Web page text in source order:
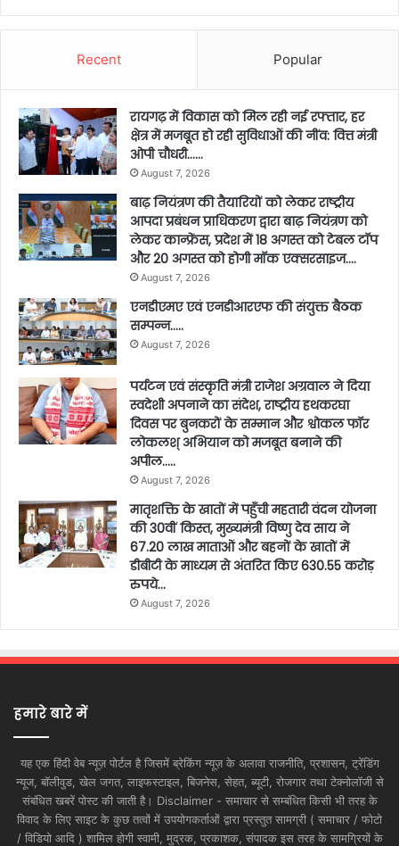
Recent Popular
रायगढ़ में विकास को मिल रही नई रफ्तार, हर
क्षेत्र में मजबूत हो रही सुविधाओं की नींव: वित्त मंत्री
ओपी चौधरी……
August 7, 2026
बाढ़ नियंत्रण की तैयारियों को लेकर राष्ट्रीय
आपदा प्रबंधन प्राधिकरण द्वारा बाढ़ नियंत्रण को
लेकर कान्फ्रेंस, प्रदेश में 18 अगस्त को टेबल टॉप
और 20 अगस्त को होगी मॉक एक्सरसाइज….
August 7, 2026
एनडीएमए एवं एनडीआरएफ की संयुक्त बैठक
सम्पन्न…..
August 7, 2026
पर्यटन एवं संस्कृति मंत्री राजेश अग्रवाल ने दिया
स्वदेशी अपनाने का संदेश, राष्ट्रीय हथकरघा
दिवस पर बुनकरों के सम्मान और श्वोकल फॉर
लोकलश् अभियान को मजबूत बनाने की
अपील…..
August 7, 2026
मातृशक्ति के खातों में पहुँची महतारी वंदन योजना
की 30वीं किस्त, मुख्यमंत्री विष्णु देव साय ने
67.20 लाख माताओं और बहनों के खातों में
डीबीटी के माध्यम से अंतरित किए 630.55 करोड़
रुपये…
August 7, 2026
हमारे बारे में
यह एक हिंदी वेब न्यूज़ पोर्टल है जिसमें ब्रेकिंग न्यूज़ के अलावा राजनीति, प्रशासन, ट्रेंडिंग
न्यूज, बॉलीवुड, खेल जगत, लाइफस्टाइल, बिजनेस, सेहत, ब्यूटी, रोजगार तथा टेक्नोलॉजी से
संबंधित खबरें पोस्ट की जाती है। Disclaimer - समाचार से सम्बंधित किसी भी तरह के
विवाद के लिए साइट के कुछ तत्वों में उपयोगकर्ताओं द्वारा प्रस्तुत सामग्री ( समाचार / फोटो
/ विडियो आदि ) शामिल होगी स्वामी, मुद्रक, प्रकाशक, संपादक इस तरह के सामग्रियों के